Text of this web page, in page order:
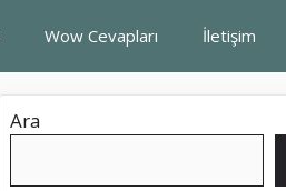
Wow Cevapları İletişim
Ara